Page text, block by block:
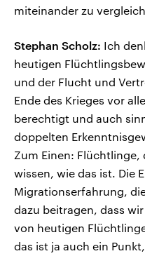
miteinander zu
Stephan Scholz: Ich
heutigen
und der Flucht und
Ende des Krieges vor
berechtigt und auch
doppelten
Zum Einen: Flüchtlinge,
wissen, wie das ist. Die
Migrationserfahrung,
dazu beitragen, dass
von heutigen
das ist ja auch ein